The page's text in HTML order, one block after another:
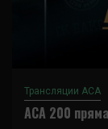
Трансляции ACA
ACA 200